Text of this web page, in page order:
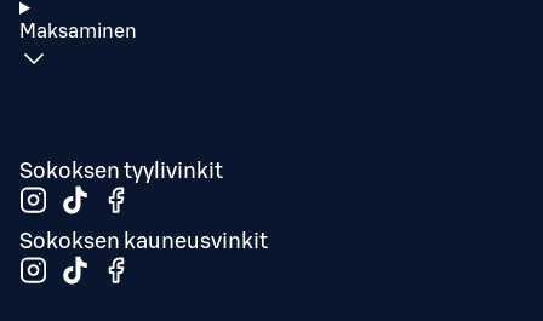
Maksaminen
Sokoksen tyylivinkit
Sokoksen kauneusvinkit